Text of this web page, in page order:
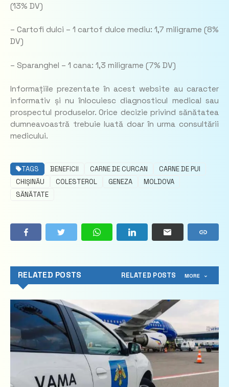
(13% DV)
– Cartofi dulci – 1 cartof dulce mediu: 1,7 miligrame (8%
DV)
– Sparanghel – 1 cana: 1,3 miligrame (7% DV)
Informațiile prezentate în acest website au caracter
informativ și nu înlocuiesc diagnosticul medical sau
prospectul produselor. Orice decizie privind sănătatea
dumneavoastră trebuie luată doar în urma consultării
medicului.
TAGS BENEFICII CARNE DE CURCAN
CARNE DE PUI
CHIȘINĂU
COLESTEROL GENEZA
MOLDOVA
SĂNĂTATE
RELATED POSTS RELATED POSTS MORE